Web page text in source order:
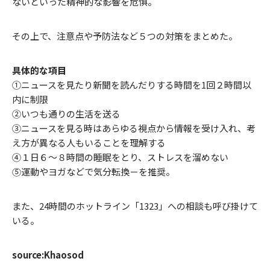
その上で、注意点や予防法など５つの対策をまとめた。
具体的な項目
①ニュースを見たり新聞を読んだりする時間を1回２時間以
内に制限
②いつも通りの生活を送る
③ニュースを見る時はあらゆる視点から情報を受け入れ、考
え方が異なる人もいることを理解する
④１日６～８時間の睡眠をとり、ストレスを溜めない
⑤運動やヨガなどで気分転換－を推奨。
また、24時間のホットライン「1323」への相談も呼び掛けて
いる。
source:Khaosod